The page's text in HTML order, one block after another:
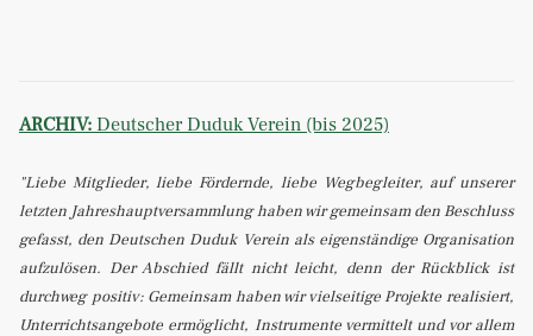
ARCHIV: Deutscher Duduk Verein (bis 2025)
"Liebe Mitglieder, liebe Fördernde, liebe Wegbegleiter, auf unserer
letzten Jahreshauptversammlung haben wir gemeinsam den Beschluss
gefasst, den Deutschen Duduk Verein als eigenständige Organisation
aufzulösen. Der Abschied fällt nicht leicht, denn der Rückblick ist
durchweg positiv: Gemeinsam haben wir vielseitige Projekte realisiert,
Unterrichtsangebote ermöglicht, Instrumente vermittelt und vor allem